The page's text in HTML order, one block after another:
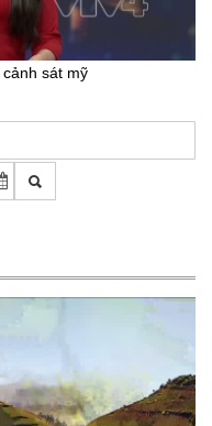
sát mỹ